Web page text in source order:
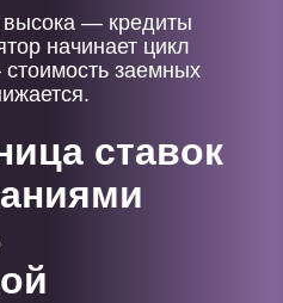
высока — кредиты
начинает цикл
заемных
ставок